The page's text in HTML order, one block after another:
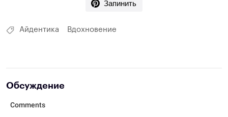
Запинить
Айдентика Вдохновение
Обсуждение